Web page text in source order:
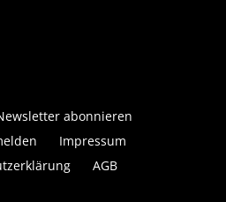
abonnieren
Impressum
AGB